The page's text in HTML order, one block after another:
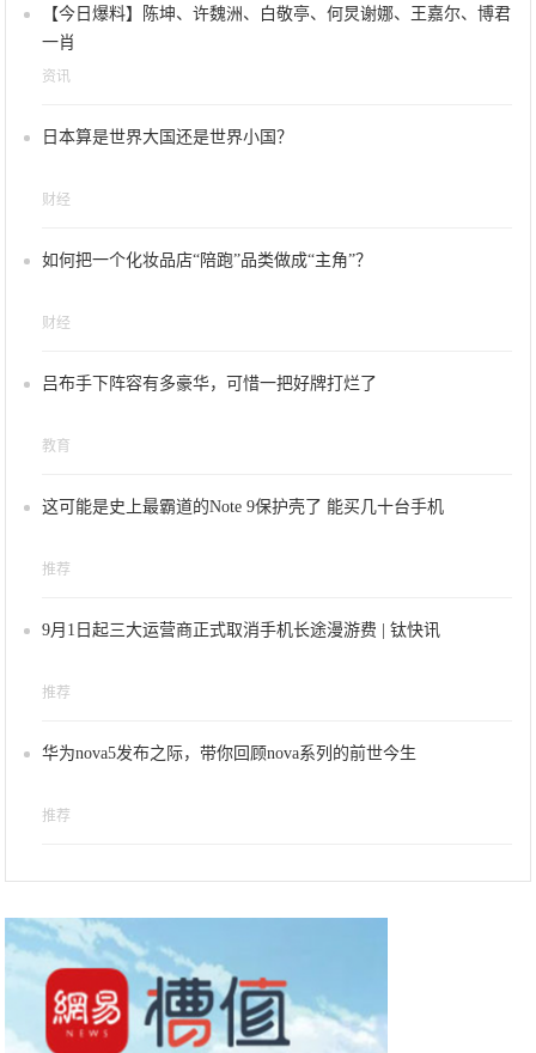
【今日爆料】陈坤、许魏洲、白敬亭、何炅谢娜、王嘉尔、博君
一肖
资讯
日本算是世界大国还是世界小国？
财经
如何把一个化妆品店“陪跑”品类做成“主角”？
财经
吕布手下阵容有多豪华，可惜一把好牌打烂了
教育
这可能是史上最霸道的Note 9保护壳了 能买几十台手机
推荐
9月1日起三大运营商正式取消手机长途漫游费 | 钛快讯
推荐
华为nova5发布之际，带你回顾nova系列的前世今生
推荐